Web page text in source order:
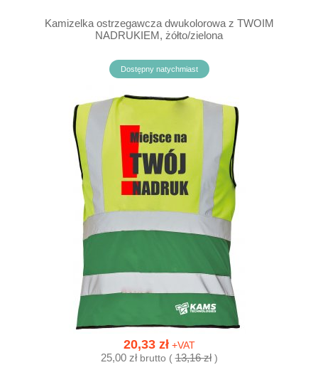
Kamizelka ostrzegawcza dwukolorowa z TWOIM
NADRUKIEM, żółto/zielona
Dostępny natychmiast
20,33 zł+VAT
25,00 złbrutto (13,16 zł)